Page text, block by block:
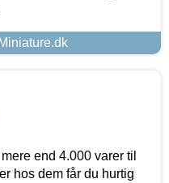
end 4.000 varer til
hos dem får du hurtig